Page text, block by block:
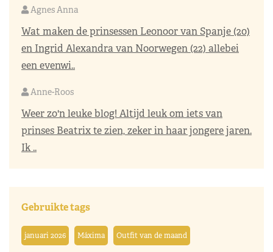
Agnes Anna
Wat maken de prinsessen Leonoor van Spanje (20)
en Ingrid Alexandra van Noorwegen (22) allebei
een evenwi..
Anne-Roos
Weer zo'n leuke blog! Altijd leuk om iets van
prinses Beatrix te zien, zeker in haar jongere jaren.
Ik ..
Gebruikte tags
januari 2026 Máxima Outfit van de maand